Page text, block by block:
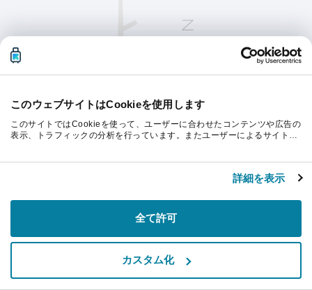
このウェブサイトはCookieを使用します
このサイトではCookieを使って、ユーザーに合わせたコンテンツや広告の
表示、トラフィックの分析を行っています。またユーザーによるサイトの
スを使用した際に収集された情報と組み合わされ、各パートナーによって
詳細を表示
全て許可
カスタム化
続行するにはページを更新してください。
リフレッシュ